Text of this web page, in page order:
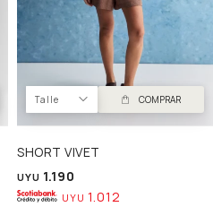
Talle COMPRAR
SHORT VIVET
UYU 1.190
UYU 1.012